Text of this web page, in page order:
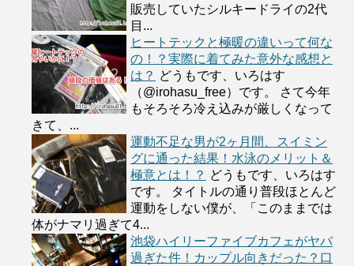
販売していたシルキードライの2代
目...
ヒートテックと極暖の違いって何な
の！？実際に着てみた意外な感想と
は？ どうもです、いろはす
（@irohasu_free）です。 さて今年
もそろそろ冷え込みが厳しくなって
きて、...
運動不足な男が2ヶ月間、スイミン
グに通った結果！水泳のメリット＆
極意とは！？ どうもです、いろはす
です。 タイトルの通り普段ほとんど
運動をしない僕が、「このままでは
体がナマリ過ぎて4...
池袋ハイリーファイブカフェがヤバ
過ぎた件！カップル向きだった？口